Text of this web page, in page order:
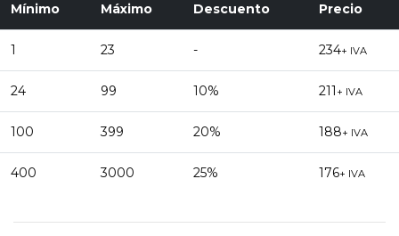
Mínimo Máximo Descuento Precio
1 23 - 234+ IVA
24 99 10% 211 + IVA
100 399 20% 188+ IVA
400 3000 25% 176+ IVA